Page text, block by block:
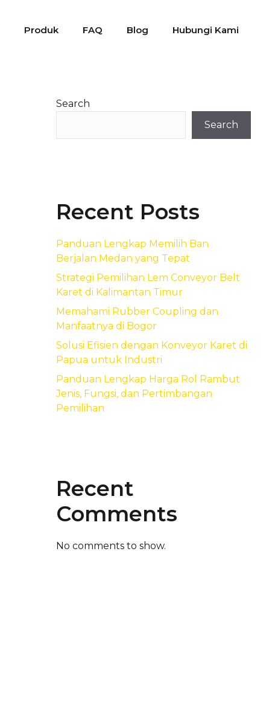
Produk FAQ Blog Hubungi Kami
Search
Search
Recent Posts
Panduan Lengkap Memilih Ban
Berjalan Medan yang Tepat
Strategi Pemilihan Lem Conveyor Belt
Karet di Kalimantan Timur
Memahami Rubber Coupling dan
Manfaatnya di Bogor
Solusi Efisien dengan Konveyor Karet di
Papua untuk Industri
Panduan Lengkap Harga Rol Rambut
Jenis, Fungsi, dan Pertimbangan
Pemilihan
Recent
Comments
No comments to show.